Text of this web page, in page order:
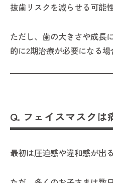
抜歯リスクを減らせる可能
ただし、歯の大きさや成長
的に2期治療が必要になる場
Q. フェイスマスクは
最初は圧迫感や違和感が出